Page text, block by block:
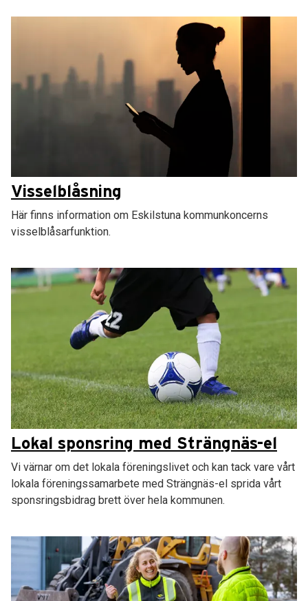
Visselblåsning
Här finns information om Eskilstuna kommunkoncerns
visselblåsarfunktion.
Lokal sponsring med Strängnäs-el
Vi värnar om det lokala föreningslivet och kan tack vare vårt
lokala föreningssamarbete med Strängnäs-el sprida vårt
sponsringsbidrag brett över hela kommunen.